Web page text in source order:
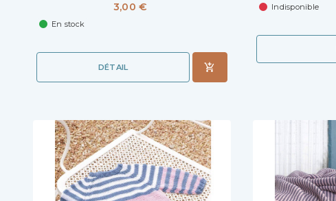
3,00 €
En stock
DÉTAIL
Indisponible